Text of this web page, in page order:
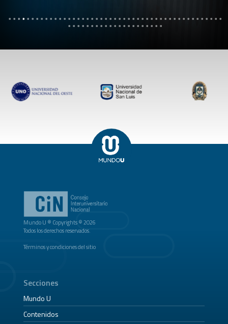
Mundo U ® Copyrights © 2026
Todos los derechos reservados.
Términos y condiciones del sitio
Secciones
Mundo U
Contenidos